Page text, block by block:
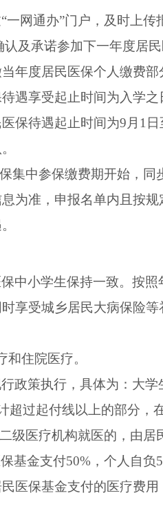
网通办”门户，及时上传
及承诺参加下一年度居
年度居民医保个人缴费
遇享受起止时间为入学之
保待遇起止时间为9 月 1
集中参保缴费期开始，同
为准，申报名单内且按
中小学生保持一致。按照
享受城乡居民大病保险
住院医疗。
政策执行，具体为：大学
超过起付线以上的部分，
二级医疗机构就医的，由居
基金支付50% ，个人自负
医保基金支付的医疗费